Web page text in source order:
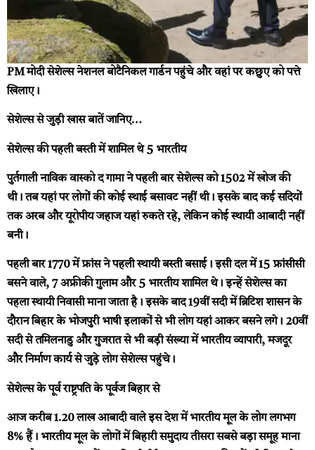
PM मोदी सेशेल्स नेशनल बोटैनिकल गार्डन पहुंचे और वहां पर कछुए को पत्ते
खिलाए।
सेशेल्स से जुड़ी खास बातें जानिए…
सेशेल्स की पहली बस्ती में शामिल थे 5 भारतीय
पुर्तगाली नाविक वास्को द गामा ने पहली बार सेशेल्स को 1502 में खोज की
थी। तब यहां पर लोगों की कोई स्थाई बसावट नहीं थी। इसके बाद कई सदियों
तक अरब और यूरोपीय जहाज यहां रुकते रहे, लेकिन कोई स्थायी आबादी नहीं
बनी।
पहली बार 1770 में फ्रांस ने पहली स्थायी बस्ती बसाई। इसी दल में 15 फ्रांसीसी
बसने वाले, 7 अफ्रीकी गुलाम और 5 भारतीय शामिल थे। इन्हें सेशेल्स का
पहला स्थायी निवासी माना जाता है। इसके बाद 19वीं सदी में ब्रिटिश शासन के
दौरान बिहार के भोजपुरी भाषी इलाकों से भी लोग यहां आकर बसने लगे। 20वीं
सदी से तमिलनाडु और गुजरात से भी बड़ी संख्या में भारतीय व्यापारी, मजदूर
और निर्माण कार्य से जुड़े लोग सेशेल्स पहुंचे।
सेशेल्स के पूर्व राष्ट्रपति के पूर्वज बिहार से
आज करीब 1.20 लाख आबादी वाले इस देश में भारतीय मूल के लोग लगभग
8% हैं। भारतीय मूल के लोगों में बिहारी समुदाय तीसरा सबसे बड़ा समूह माना